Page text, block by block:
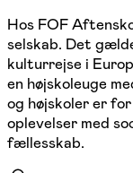
Hos FOF
selskab. Det
kulturrejse i
en højskoleuge
og højskoler er
oplevelser med
fællesskab.